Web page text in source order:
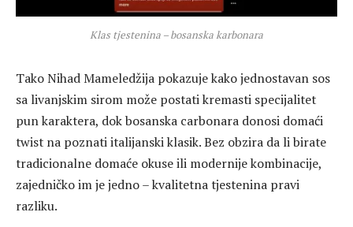
Klas tjestenina – bosanska karbonara
Tako Nihad Mameledžija pokazuje kako jednostavan sos
sa livanjskim sirom može postati kremasti specijalitet
pun karaktera, dok bosanska carbonara donosi domaći
twist na poznati italijanski klasik. Bez obzira da li birate
tradicionalne domaće okuse ili modernije kombinacije,
zajedničko im je jedno – kvalitetna tjestenina pravi
razliku.